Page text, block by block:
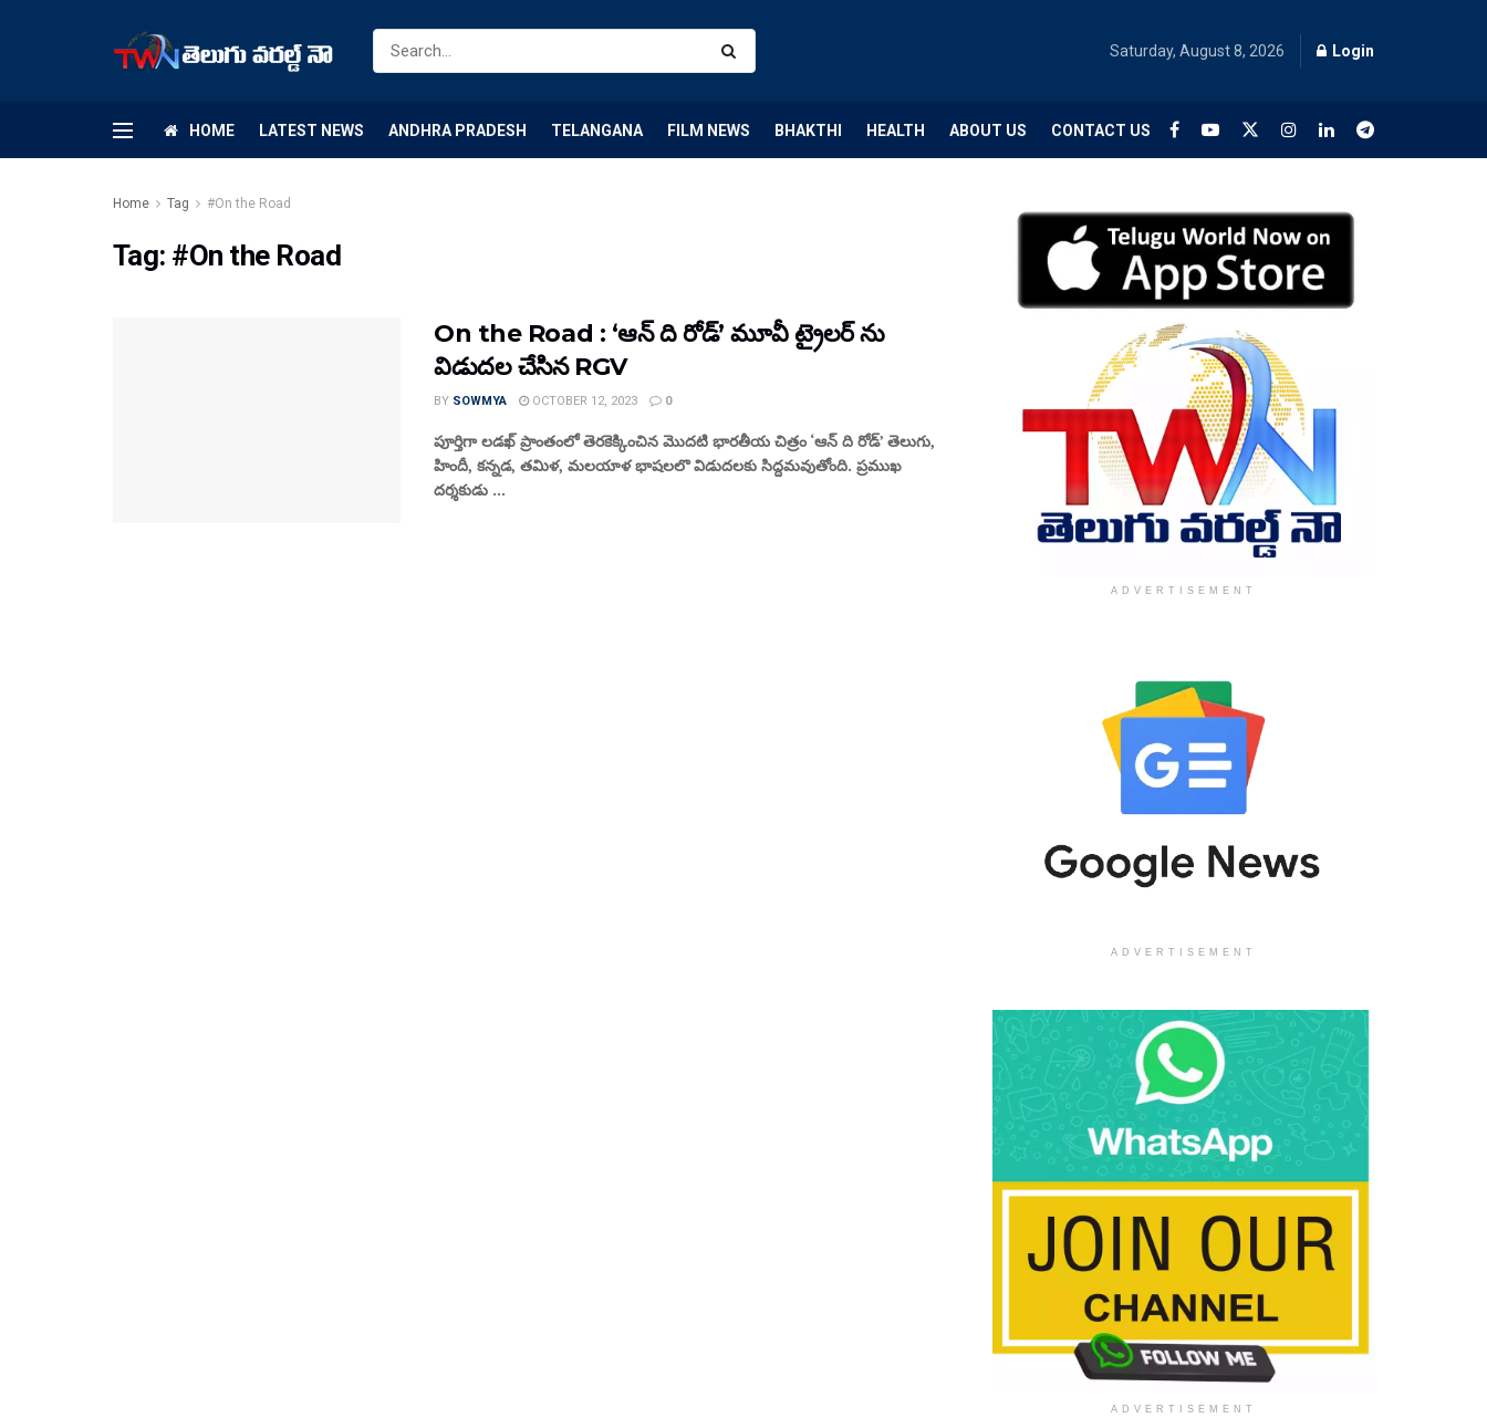
Saturday, August 8, 2026 Login
HOME LATEST NEWS ANDHRA PRADESH TELANGANA FILM NEWS BHAKTHI HEALTH ABOUT US CONTACT US
Home Tag #On the Road
Tag: #On the Road
On the Road : ‘ఆన్ ది రోడ్’ మూవీ ట్రైలర్ ను
విడుదల చేసిన RGV
BY SOWMYA OCTOBER 12, 2023 0
పూర్తిగా లడఖ్ ప్రాంతంలో తెరకెక్కించిన మొదటి భారతీయ చిత్రం ‘ఆన్ ది రోడ్’ తెలుగు,
హిందీ, కన్నడ, తమిళ, మలయాళ భాషలలొ విడుదలకు సిద్దమవుతోంది. ప్రముఖ
దర్శకుడు ...
ADVERTISEMENT
ADVERTISEMENT
ADVERTISEMENT